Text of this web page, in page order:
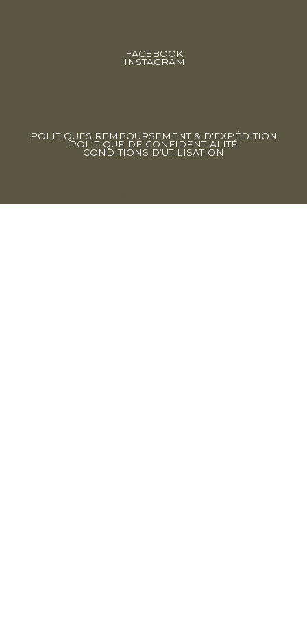
POLITIQUES REMBOURSEMENT & D'EXPÉDITION
POLITIQUE DE CONFIDENTIALITÉ
CONDITIONS D’UTILISATION
FACEBOOK
INSTAGRAM